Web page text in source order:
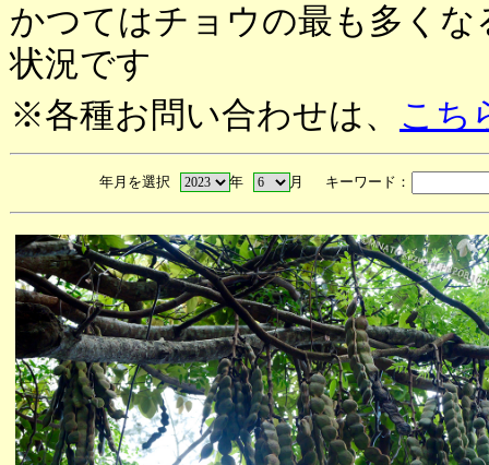
かつてはチョウの最も多く
状況です
※各種お問い合わせは、 こち
年月を選択 年 月 キーワード：